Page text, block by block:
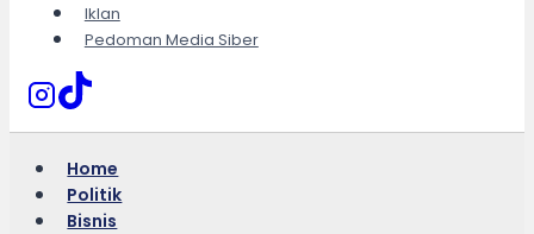
Iklan
Pedoman Media Siber
Home
Politik
Bisnis